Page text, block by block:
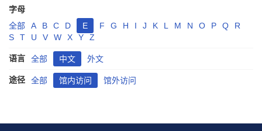
字母
全部
A B C D E F G H I J K L M N O P Q
R
S
T U V W X Y Z
语言 全部 中文 外文
途径 全部 馆内访问 馆外访问